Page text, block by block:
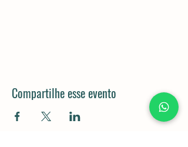
Compartilhe esse evento